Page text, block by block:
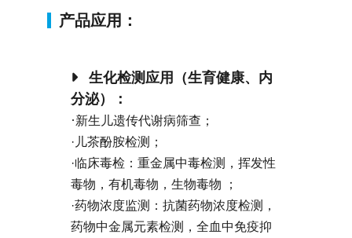
产品应用：
生化检测应用（生育健康、内
分泌）：
·新生儿遗传代谢病筛查；
·儿茶酚胺检测；
·临床毒检：重金属中毒检测，挥发性
毒物，有机毒物，生物毒物 ；
·药物浓度监测：抗菌药物浓度检测，
药物中金属元素检测，全血中免疫抑